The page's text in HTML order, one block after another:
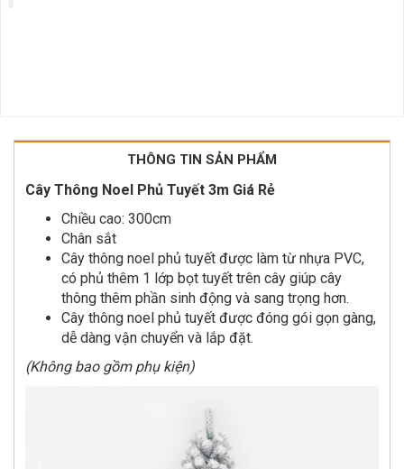
THÔNG TIN SẢN PHẨM
Cây Thông Noel Phủ Tuyết 3m Giá Rẻ
Chiều cao: 300cm
Chân sắt
Cây thông noel phủ tuyết được làm từ nhựa PVC,
có phủ thêm 1 lớp bọt tuyết trên cây giúp cây
thông thêm phần sinh động và sang trọng hơn.
Cây thông noel phủ tuyết được đóng gói gọn gàng,
dễ dàng vận chuyển và lắp đặt.
(Không bao gồm phụ kiện)